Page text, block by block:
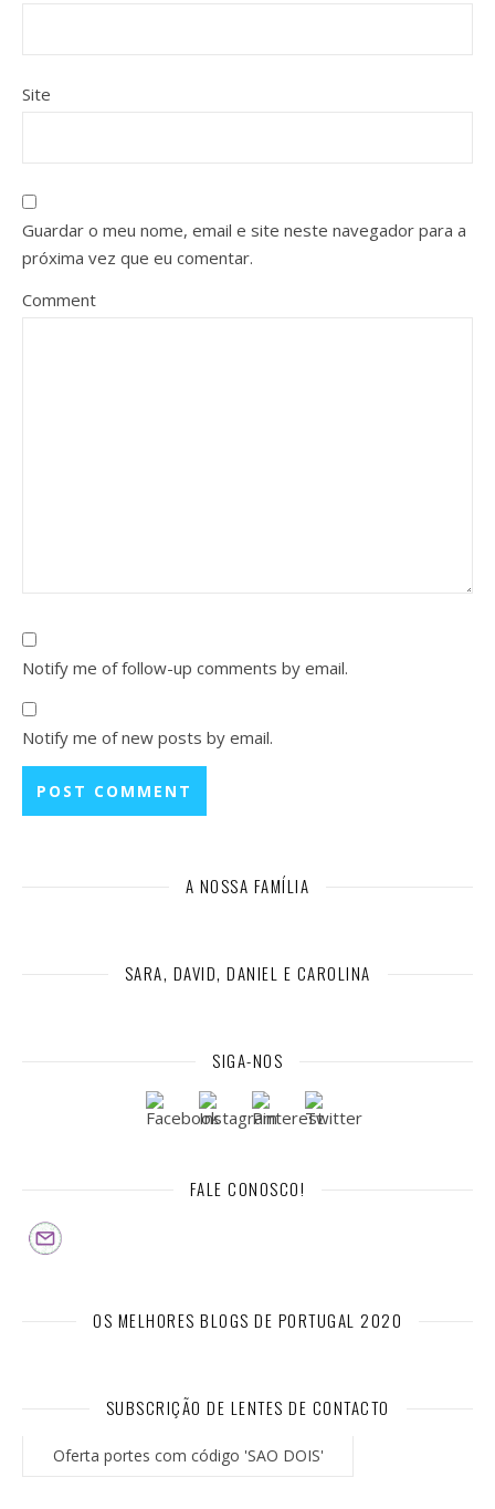
Site
Guardar o meu nome, email e site neste navegador para a
próxima vez que eu comentar.
Comment
Notify me of follow-up comments by email.
Notify me of new posts by email.
A NOSSA FAMÍLIA
SARA, DAVID, DANIEL E CAROLINA
SIGA-NOS
FALE CONOSCO!
OS MELHORES BLOGS DE PORTUGAL 2020
SUBSCRIÇÃO DE LENTES DE CONTACTO
Oferta portes com código 'SAO DOIS'